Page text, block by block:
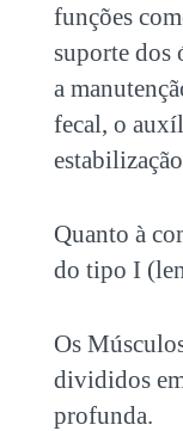
funções
suporte dos
a
fecal, o
Quanto à
do tipo I
Os
divididos
profunda.